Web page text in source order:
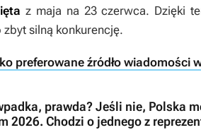
z maja na 23 czerwca. Dzięki
silną konkurencję.
preferowane źródło wiadomości
prawda? Jeśli nie, Polska
2026. Chodzi o jednego z